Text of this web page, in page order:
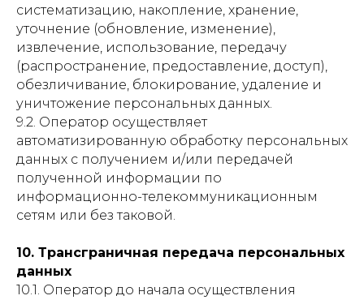
систематизацию, накопление, хранение,
уточнение (обновление, изменение),
извлечение, использование, передачу
(распространение, предоставление, доступ),
обезличивание, блокирование, удаление и
уничтожение персональных данных.
9.2. Оператор осуществляет
автоматизированную обработку персональных
данных с получением и/или передачей
полученной информации по
информационно-телекоммуникационным
сетям или без таковой.
10. Трансграничная передача персональных
данных
10.1. Оператор до начала осуществления